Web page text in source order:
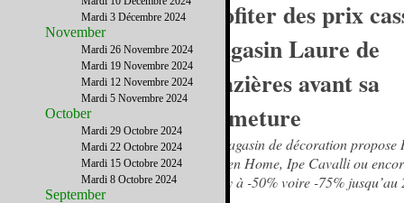
profiter des prix
magasin Laure de
Mazières avant sa
fermeture
Le magasin de décoration propose
Lauren Home, Ipe Cavalli ou
Barry à -50% voire -75%
Mardi 3 Décembre 2024
November
Mardi 26 Novembre 2024
Mardi 19 Novembre 2024
Mardi 12 Novembre 2024
Mardi 5 Novembre 2024
October
Mardi 29 Octobre 2024
Mardi 22 Octobre 2024
Mardi 15 Octobre 2024
Mardi 8 Octobre 2024
September